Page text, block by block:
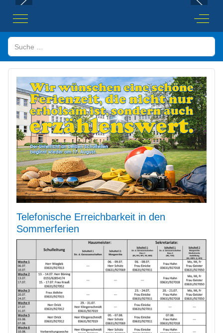
Mobile Menu Toggle Off-
Suchen
Telefonische Erreichbarkeit in den
Sommerferien